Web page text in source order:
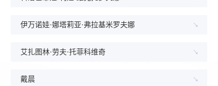
伊万诺娃·娜塔莉亚·弗拉基米罗夫娜
艾扎图林·劳夫·托菲科维奇
戴晨